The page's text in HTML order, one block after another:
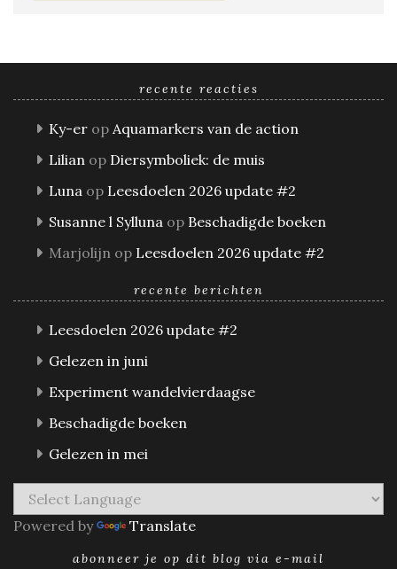
recente reacties
Ky-er op Aquamarkers van de action
Lilian op Diersymboliek: de muis
Luna op Leesdoelen 2026 update #2
Susanne l Sylluna op Beschadigde boeken
Marjolijn op Leesdoelen 2026 update #2
recente berichten
Leesdoelen 2026 update #2
Gelezen in juni
Experiment wandelvierdaagse
Beschadigde boeken
Gelezen in mei
Powered by Translate
abonneer je op dit blog via e-mail